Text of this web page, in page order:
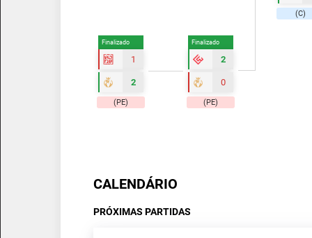
(C)
Finalizado
2
0
(PE)
Finalizado
1
2
(PE)
CALENDÁRIO
PRÓXIMAS PARTIDAS